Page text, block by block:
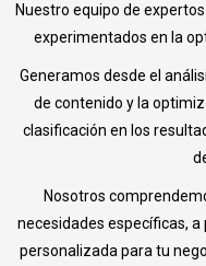
Nuestro equipo de
experimentados en la
Generamos desde el
de contenido y la
clasificación en los
Nosotros
necesidades específicas,
personalizada para tu